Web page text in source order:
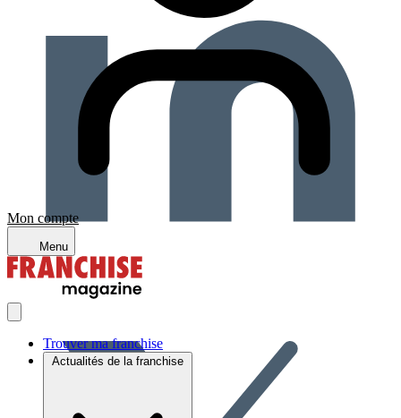
Mon compte
Menu
Trouver ma franchise
Actualités de la franchise